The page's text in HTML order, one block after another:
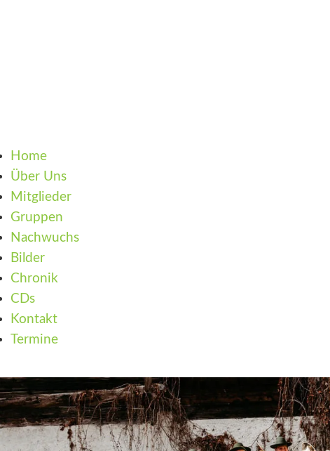
Home
Über Uns
Mitglieder
Gruppen
Nachwuchs
Bilder
Chronik
CDs
Kontakt
Termine